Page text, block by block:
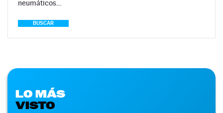
neumáticos…
BUSCAR
LO MÁS
VISTO